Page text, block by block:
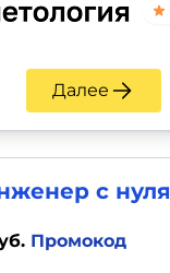
Далее
с нуля
Промокод